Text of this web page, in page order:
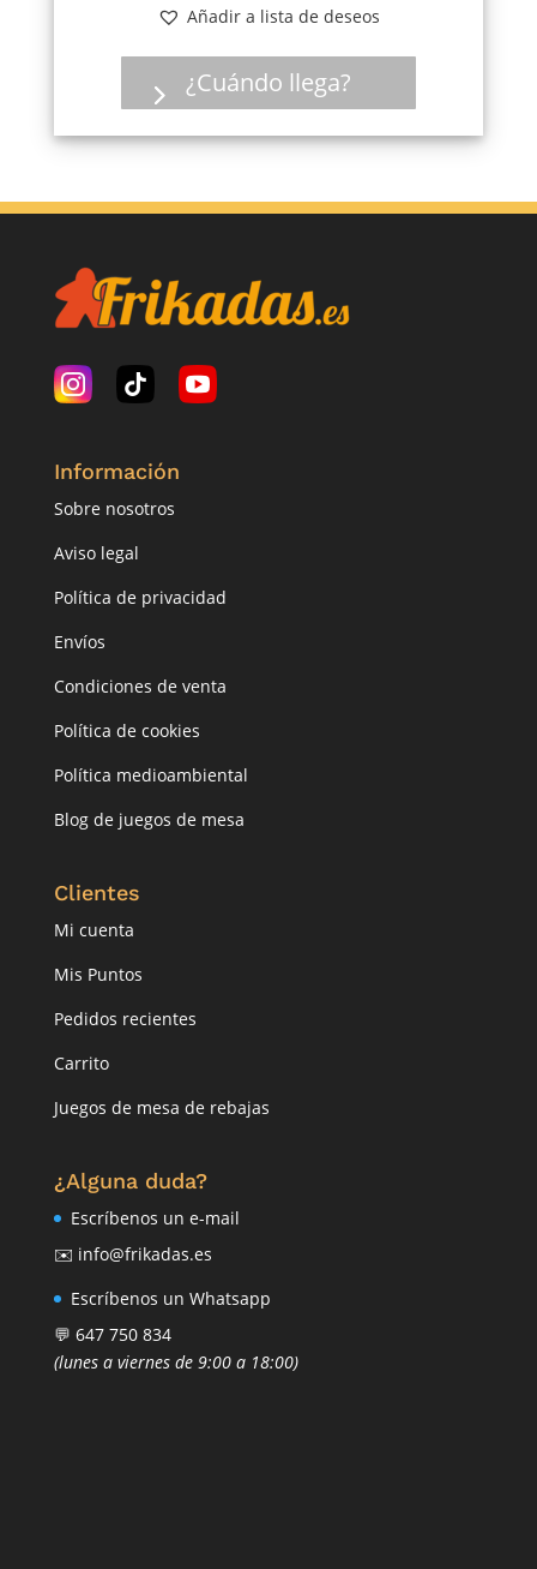
Añadir a lista de deseos
¿Cuándo llega?
Información
Sobre nosotros
Aviso legal
Política de privacidad
Envíos
Condiciones de venta
Política de cookies
Política medioambiental
Blog de juegos de mesa
Clientes
Mi cuenta
Mis Puntos
Pedidos recientes
Carrito
Juegos de mesa de rebajas
¿Alguna duda?
Escríbenos un e-mail
✉️ info@frikadas.es
Escríbenos un Whatsapp
💬 647 750 834
(lunes a viernes de 9:00 a 18:00)